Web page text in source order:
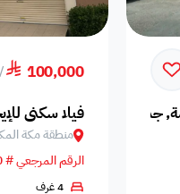
جدة, البساتين
100,000
/
فيلا سكني
منطقة مكة
الرقم المرجعي # 98750
4 غرف